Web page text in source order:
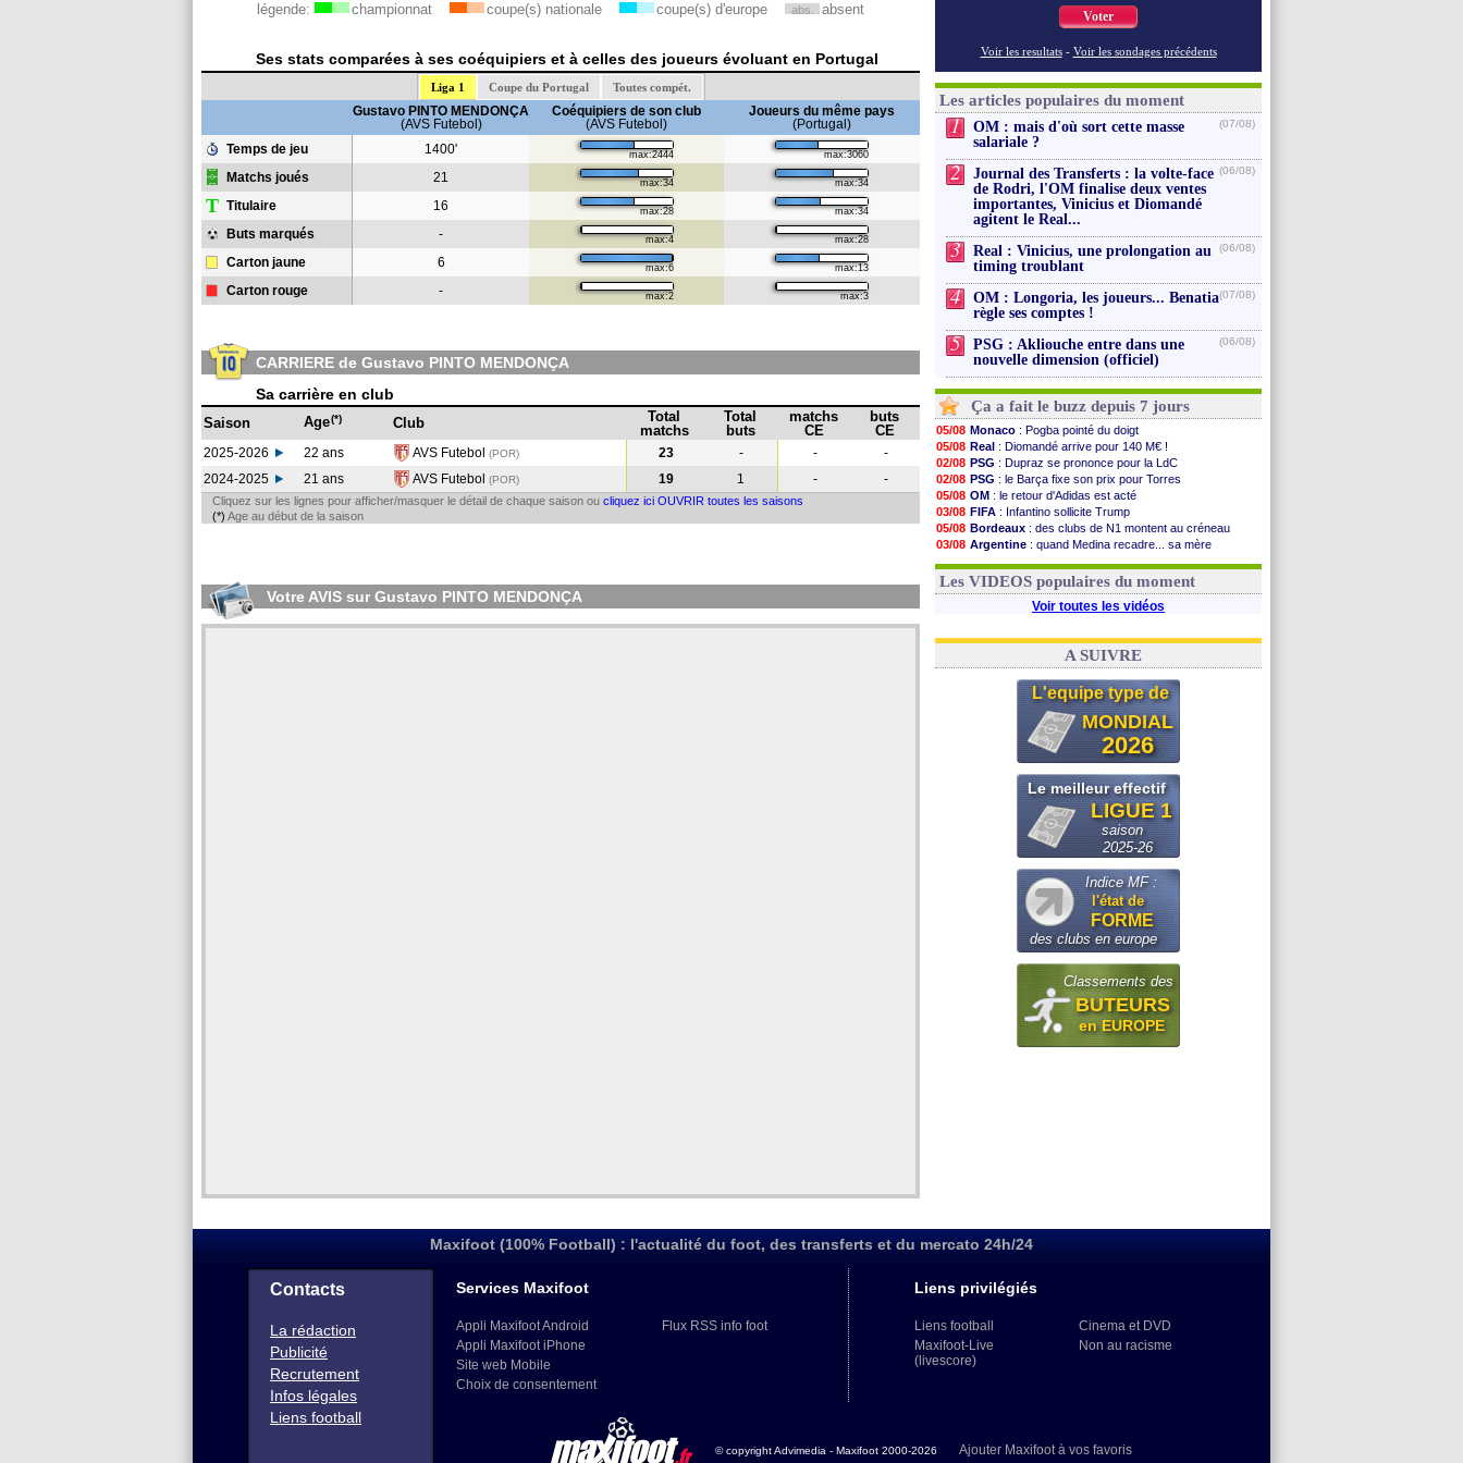
légende: championnat coupe(s) nationale coupe(s) d'europe abs. absent
Ses stats comparées à ses coéquipiers et à celles des joueurs évoluant en Portugal
Liga 1 Coupe du Portugal Toutes compét.
Gustavo PINTO MENDONÇA
(AVS Futebol)
Coéquipiers de son club
(AVS Futebol)
Joueurs du même pays
(Portugal)
Temps de jeu
1400' max:2444 max:3060
Matchs joués 21 max:34 max:34
T Titulaire 16 max:28 max:34
Buts marqués - max:4 max:28
Carton jaune 6 max:6 max:13
Carton rouge - max:2 max:3
CARRIERE de Gustavo PINTO MENDONÇA
Sa carrière en club
Saison Age(*) Club
Total
matchs
Total
buts
matchs
CE
buts
CE
2025-2026 22 ans AVS Futebol (POR) 23 - -
-
2024-2025
21 ans AVS Futebol (POR) 19 1 - -
Cliquez sur les lignes pour afficher/masquer le détail de chaque saison ou cliquez ici OUVRIR toutes les saisons
(*) Age au début de la saison
Votre AVIS sur Gustavo PINTO MENDONÇA
Voter
Voir les resultats - Voir les sondages précédents
Les articles populaires du moment
1
OM : mais d'où sort cette masse
salariale ?
(07/08)
2
Journal des Transferts : la volte-face
de Rodri, l'OM finalise deux ventes
importantes, Vinicius et Diomandé
agitent le Real...
(06/08)
3
Real : Vinicius, une prolongation au
timing troublant
(06/08)
4
OM : Longoria, les joueurs... Benatia
règle ses comptes !
(07/08)
5
PSG : Akliouche entre dans une
nouvelle dimension (officiel)
(06/08)
Ça a fait le buzz depuis 7 jours
05/08 Monaco : Pogba pointé du doigt
05/08 Real : Diomandé arrive pour 140 M€ !
02/08 PSG : Dupraz se prononce pour la LdC
02/08 PSG : le Barça fixe son prix pour Torres
05/08 OM : le retour d'Adidas est acté
03/08 FIFA : Infantino sollicite Trump
05/08 Bordeaux : des clubs de N1 montent au créneau
03/08 Argentine : quand Medina recadre... sa mère
03/08 OM: Paixão attire un 2e club anglais
Les VIDEOS populaires du moment
Voir toutes les vidéos
A SUIVRE
L'equipe type de
MONDIAL
2026
Le meilleur effectif
LIGUE 1
saison
2025-26
Indice MF :
l'état de
FORME
des clubs en europe
Classements des
BUTEURS
en EUROPE
Maxifoot (100% Football) : l'actualité du foot, des transferts et du mercato 24h/24
Contacts
La rédaction
Publicité
Recrutement
Infos légales
Liens football
Services Maxifoot
Appli Maxifoot Android
Appli Maxifoot iPhone
Site web Mobile
Choix de consentement
Flux RSS info foot
Liens privilégiés
Liens football
Maxifoot-Live
(livescore)
Cinema et DVD
Non au racisme
© copyright Advimedia - Maxifoot 2000-2026 Ajouter Maxifoot à vos favoris